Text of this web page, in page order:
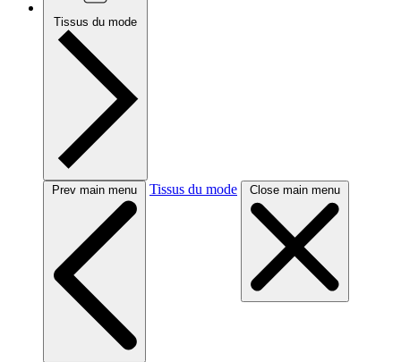
Tissus du mode
Prev main menu Tissus du mode Close main menu